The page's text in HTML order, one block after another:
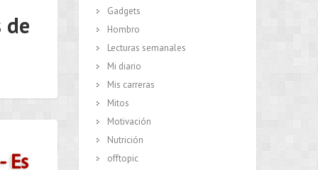
de
Gadgets
Hombro
Lecturas semanales
Mi diario
Mis carreras
Mitos
Motivación
Nutrición
offtopic